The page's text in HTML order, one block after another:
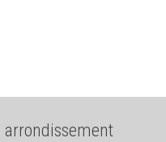
arrondissement